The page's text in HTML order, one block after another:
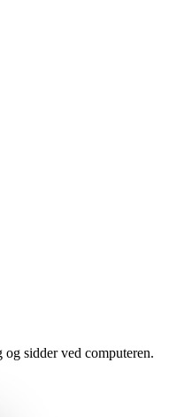
sidder ved computeren.